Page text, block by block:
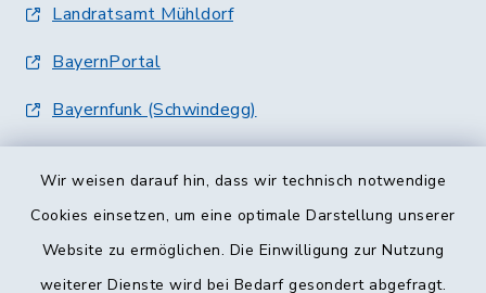
Wir weisen darauf hin, dass wir technisch notwendige
Cookies einsetzen, um eine optimale Darstellung unserer
Website zu ermöglichen. Die Einwilligung zur Nutzung
weiterer Dienste wird bei Bedarf gesondert abgefragt.
Landratsamt Mühldorf
BayernPortal
Bayernfunk (Schwindegg)